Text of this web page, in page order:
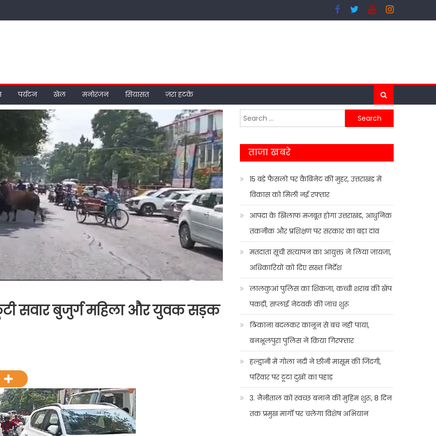
पर्यटन खेल मनोरंजन सियासत ज़रा हटके
सवार बुजुर्ग महिला और युवक सड़क
Search
for:
ताजा खबरे
15 बड़े फैसलों पर कैबिनेट की मुहर, उत्तराखंड में
विकास को मिली नई रफ्तार
आपदा के खिलाफ मजबूत होगा उत्तराखंड, आधुनिक
तकनीक और प्रशिक्षण पर सरकार का बड़ा दांव
मतदाता सूची सत्यापन का आयुक्त ने लिया जायजा,
अधिकारियों को दिए सख्त निर्देश
लालकुआं पुलिस का शिकंजा, कच्ची शराब की खेप
पकड़ी, सप्लाई नेटवर्क की जांच शुरू
ठिकाना बदलकर कानून से बच नहीं पाया,
बनभूलपुरा पुलिस ने किया गिरफ्तार
हल्द्वानी में गोला नदी ने छीनी मासूम की जिंदगी,
परिवार पर टूटा दुखों का पहाड़
3. नैनीताल को स्वच्छ बनाने की मुहिम शुरू, 8 दिन
तक प्रमुख मार्गों पर चलेगा विशेष अभियान